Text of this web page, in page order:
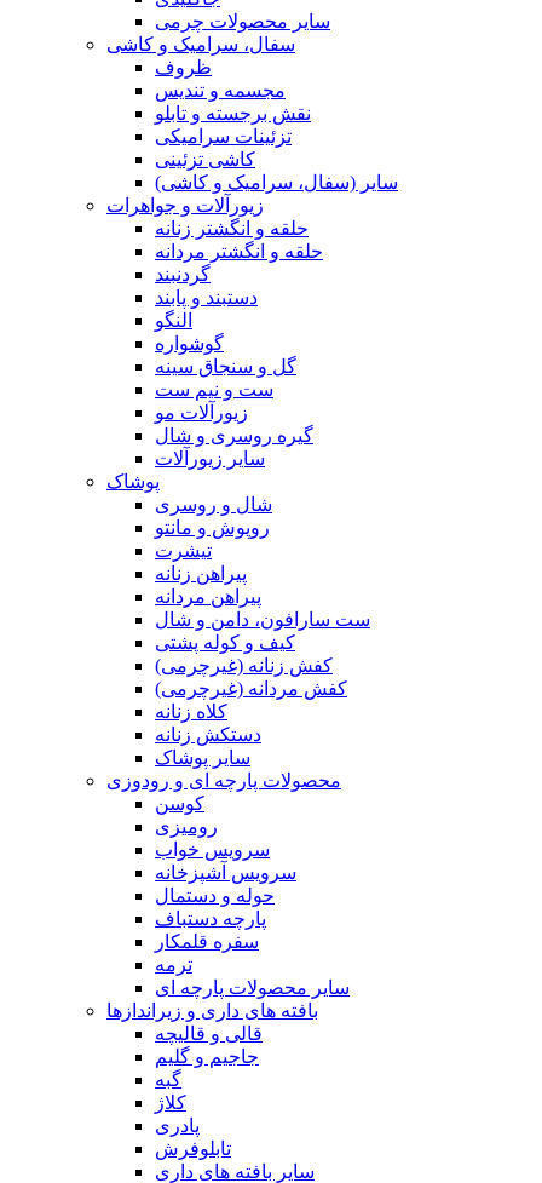
سایر محصولات چرمی
سفال، سرامیک و کاشی
ظروف
مجسمه و تندیس
نقش برجسته و تابلو
تزئینات سرامیکی
کاشی تزئینی
سایر (سفال، سرامیک و کاشی)
زیورآلات و جواهرات
حلقه و انگشتر زنانه
حلقه و انگشتر مردانه
گردنبند
دستبند و پابند
النگو
گوشواره
گل و سنجاق سینه
ست و نیم ست
زیورآلات مو
گیره روسری و شال
سایر زیورآلات
پوشاک
شال و روسری
روپوش و مانتو
تیشرت
پیراهن زنانه
پیراهن مردانه
ست سارافون، دامن و شال
کیف و کوله پشتی
کفش زنانه (غیرچرمی)
کفش مردانه (غیرچرمی)
کلاه زنانه
دستکش زنانه
سایر پوشاک
محصولات پارچه ای و رودوزی
کوسن
رومیزی
سرویس خواب
سرویس آشپزخانه
حوله و دستمال
پارچه دستباف
سفره قلمکار
ترمه
سایر محصولات پارچه ای
بافته های داری و زیراندازها
قالی و قالیچه
جاجیم و گلیم
گبه
کلاژ
پادری
تابلوفرش
سایر بافته های داری